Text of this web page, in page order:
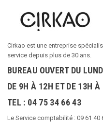
Cirkao est une entreprise
service depuis plus de 30 ans.
BUREAU OUVERT DU
DE 9H À 12H ET DE 13H À
TEL : 04 75 34 66 43
Le Service comptabilité : 09 61 40